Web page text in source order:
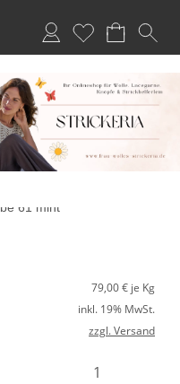
Anmelden
Merkliste
79,00€ je Kg
inkl. 19% MwSt.
zzgl. Versand